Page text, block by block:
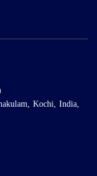
Kochi, India,